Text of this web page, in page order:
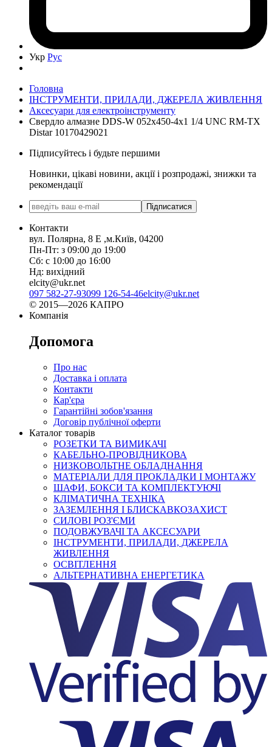
Укр Рус
Головна
ІНСТРУМЕНТИ, ПРИЛАДИ, ДЖЕРЕЛА ЖИВЛЕННЯ
Аксесуари для електроінструменту
Свердло алмазне DDS-W 052x450-4x1 1/4 UNC RM-TX
Distar 10170429021
Підписуйтесь і будьте першими
Новинки, цікаві новини, акції і розпродажі, знижки та
рекомендації
Підписатися
Контакти
вул. Полярна, 8 Е ,м.Київ, 04200
Пн-Пт: з 09:00 до 19:00
Сб: с 10:00 до 16:00
Нд: вихідний
elcity@ukr.net
097 582-27-93099 126-54-46elcity@ukr.net
© 2015—2026 КАПРО
Компанія
Допомога
Про нас
Доставка і оплата
Контакти
Кар'єра
Гарантійні зобов'язання
Договір публічної оферти
Каталог товарів
РОЗЕТКИ ТА ВИМИКАЧІ
КАБЕЛЬНО-ПРОВІДНИКОВА
НИЗКОВОЛЬТНЕ ОБЛАДНАННЯ
МАТЕРІАЛИ ДЛЯ ПРОКЛАДКИ І МОНТАЖУ
ШАФИ, БОКСИ ТА КОМПЛЕКТУЮЧІ
КЛІМАТИЧНА ТЕХНІКА
ЗАЗЕМЛЕННЯ І БЛИСКАВКОЗАХИСТ
СИЛОВІ РОЗ'ЄМИ
ПОДОВЖУВАЧІ ТА АКСЕСУАРИ
ІНСТРУМЕНТИ, ПРИЛАДИ, ДЖЕРЕЛА
ЖИВЛЕННЯ
ОСВІТЛЕННЯ
АЛЬТЕРНАТИВНА ЕНЕРГЕТИКА